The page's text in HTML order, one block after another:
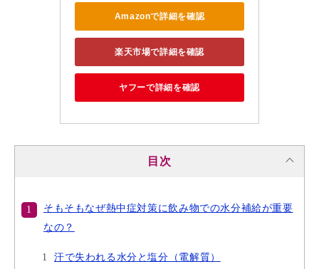
Amazonで詳細を確認
楽天市場で詳細を確認
ヤフーで詳細を確認
目次
そもそもなぜ熱中症対策に飲み物での水分補給が重要
なの？
汗で失われる水分と塩分（電解質）